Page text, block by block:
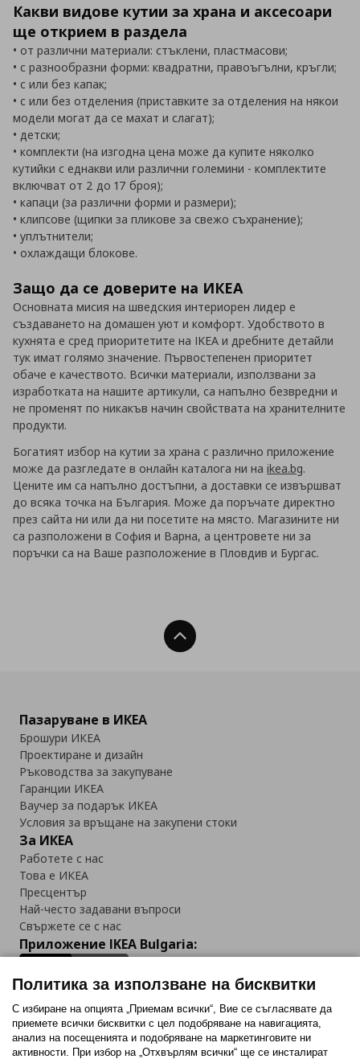
Какви видове кутии за храна и аксесоари
ще открием в раздела
• от различни материали: стъклени, пластмасови;
• с разнообразни форми: квадратни, правоъгълни, кръгли;
• с или без капак;
• с или без отделения (приставките за отделения на някои
модели могат да се махат и слагат);
• детски;
• комплекти (на изгодна цена може да купите няколко
кутийки с еднакви или различни големини - комплектите
включват от 2 до 17 броя);
• капаци (за различни форми и размери);
• клипсове (щипки за пликове за свежо съхранение);
• уплътнители;
• охлаждащи блокове.
Защо да се доверите на ИКЕА
Основната мисия на шведския интериорен лидер е
създаването на домашен уют и комфорт. Удобството в
кухнята е сред приоритетите на IKEA и дребните детайли
тук имат голямо значение. Първостепенен приоритет
обаче е качеството. Всички материали, използвани за
изработката на нашите артикули, са напълно безвредни и
не променят по никакъв начин свойствата на хранителните
продукти.
Богатият избор на кутии за храна с различно приложение
може да разгледате в онлайн каталога ни на ikea.bg.
Цените им са напълно достъпни, а доставки се извършват
до всяка точка на България. Може да поръчате директно
през сайта ни или да ни посетите на място. Магазините ни
са разположени в София и Варна, а центровете ни за
поръчки са на Ваше разположение в Пловдив и Бургас.
Нагоре
Пазаруване в ИКЕА
Брошури ИКЕА
Проектиране и дизайн
Ръководства за закупуване
Гаранции ИКЕА
Ваучер за подарък ИКЕА
Условия за връщане на закупени стоки
За ИКЕА
Работете с нас
Това е ИКЕА
Пресцентър
Най-често задавани въпроси
Свържете се с нас
Приложение IKEA Bulgaria:
Последвайте ни:
Политика за използване на бисквитки
С избиране на опцията „Приемам всички“, Вие се съгласявате да
приемете всички бисквитки с цел подобряване на навигацията,
анализ на посещенията и подобряване на маркетинговите ни
активности. При избор на „Отхвърлям всички“ ще се инсталират